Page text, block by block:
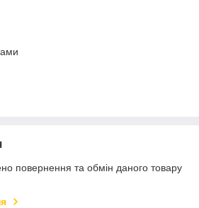
повернення та обмін даного товару